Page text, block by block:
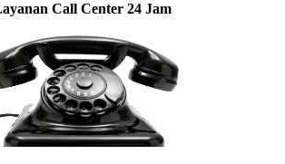
Call Center 24 Jam